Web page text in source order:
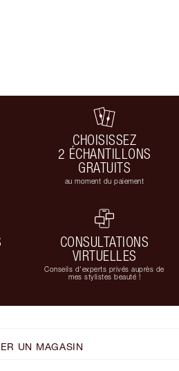
CHOISISSEZ
2 ÉCHANTILLONS
GRATUITS
au moment du paiement
CONSULTATIONS
VIRTUELLES
Conseils d'experts privés auprès de
mes stylistes beauté !
UN MAGASIN